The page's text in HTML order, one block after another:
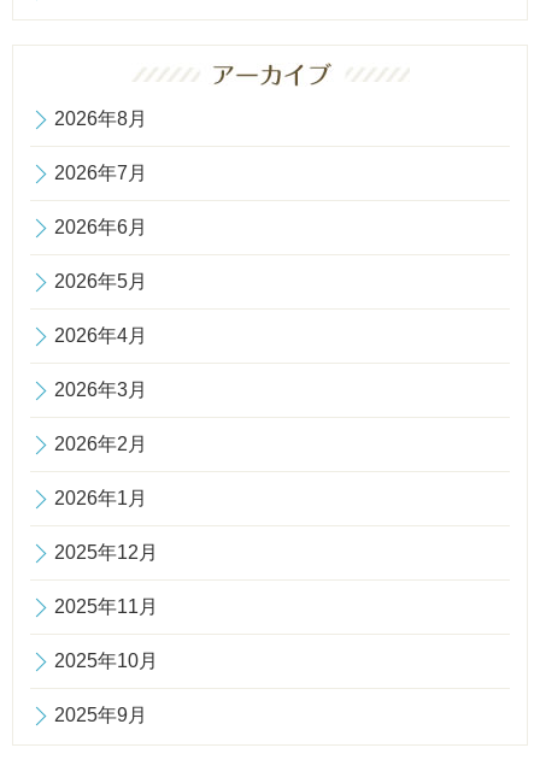
2026年8月
2026年7月
2026年6月
2026年5月
2026年4月
2026年3月
2026年2月
2026年1月
2025年12月
2025年11月
2025年10月
2025年9月